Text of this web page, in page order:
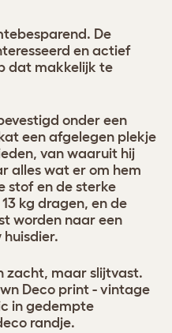
De
en actief
dat makkelijk te
onder een
een afgelegen plekje
van waaruit hij
alles wat er om hem
stof en de sterke
kg dragen, en de
worden naar een
zacht, maar slijtvast.
Deco print - vintage
in gedempte
randje.